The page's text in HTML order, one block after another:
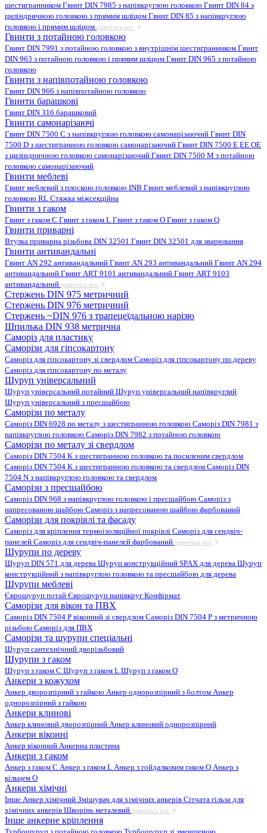
шестигранником Гвинт DIN 7985 з напівкруглою головкою Гвинт DIN 84 з
циліндричною головкою з прямим шліцом Гвинт DIN 85 з напівкруглою
головкою і прямим шліцом дивитись все
Гвинти з потайною головкою
Гвинт DIN 7991 з потайною головкою з внутрішнім шестигранником Гвинт
DIN 963 з потайною головкою і прямим шліцом Гвинт DIN 965 з потайною
головкою
Гвинти з напівпотайною головкою
Гвинт DIN 966 з напівпотайною головкою
Гвинти барашкові
Гвинт DIN 316 барашковий
Гвинти самонарізаючі
Гвинт DIN 7500 C з напівкруглою головкою самонарізаючий Гвинт DIN
7500 D з шестигранною головкою самонарізаючий Гвинт DIN 7500 E EE OE
з циліндричною головкою самонарізаючий Гвинт DIN 7500 M з потайною
головкою самонарізаючий
Гвинти меблеві
Гвинт меблевий з плоскою головкою INB Гвинт меблевий з напівкруглою
головкою RL Стяжка міжсекційна
Гвинти з гаком
Гвинт з гаком C Гвинт з гаком L Гвинт з гаком O Гвинт з гаком Q
Гвинти приварні
Втулка приварна різьбова DIN 32501 Гвинт DIN 32501 для зварювання
Гвинти антивандальні
Гвинт AN 292 антивандальний Гвинт AN 293 антивандальний Гвинт AN 294
антивандальний Гвинт ART 9101 антивандальний Гвинт ART 9103
антивандальний дивитись все
Стержень DIN 975 метричний
Стержень DIN 976 метричний
Стержень ~DIN 976 з трапецеїдальною нарізю
Шпилька DIN 938 метрична
Саморіз для пластику
Саморізи для гіпсокартону
Саморіз для гіпсокартону зі свердлом Саморіз для гіпсокартону по дереву
Саморіз для гіпсокартону по металу
Шуруп універсальний
Шуруп універсальний потайний Шуруп універсальний напівкруглий
Шуруп універсальний з пресшайбою
Саморізи по металу
Саморіз DIN 6928 по металу з шестигранною головкою Саморіз DIN 7981 з
напівкруглою головкою Саморіз DIN 7982 з потайною головкою
Саморізи по металу зі свердлом
Саморіз DIN 7504 K з шестигранною головкою та посиленим свердлом
Саморіз DIN 7504 K з шестигранною головкою та свердлом Саморіз DIN
7504 N з напівкруглою головкою та свердлом
Саморізи з пресшайбою
Саморіз DIN 968 з напівкруглою головкою і пресшайбою Саморіз з
напресованою шайбою Саморіз з напресованою шайбою фарбований
Саморізи для покрівлі та фасаду
Саморіз для кріплення термоізоляційної покрівлі Саморіз для сендвіч-
панелей Саморіз для сендвіч-панелей фарбований дивитись все
Шурупи по дереву
Шуруп DIN 571 для дерева Шуруп конструкційний SPAX для дерева Шуруп
конструкційний з напівкруглою головкою та пресшайбою для дерева
Шурупи меблеві
Єврошуруп потай Єврошуруп напівкруг Конфірмат
Саморізи для вікон та ПВХ
Саморіз DIN 7504 P віконний зі свердлом Саморіз DIN 7504 P з метричною
різьбою Саморіз для ПВХ
Саморізи та шурупи спеціальні
Шуруп сантехнічний дворізьбовий
Шурупи з гаком
Шуруп з гаком C Шуруп з гаком L Шуруп з гаком O
Анкери з кожухом
Анкер дворозпірний з гайкою Анкер однорозпірний з болтом Анкер
однорозпірний з гайкою
Анкери клинові
Анкер клиновий дворозпірний Анкер клиновий однорозпірний
Анкери віконні
Анкер віконний Анкерна пластина
Анкери з гаком
Анкер з гаком C Анкер з гаком L Анкер з гойдалковим гаком Q Анкер з
кільцем O
Анкери хімічні
Інше Анкер хімічний Змішувач для хімічних анкерів Сітчата гільза для
хімічних анкерів Шворінь металевий дивитись все
Інше анкерне кріплення